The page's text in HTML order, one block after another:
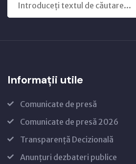
Informații utile
Comunicate de presă
Comunicate de presă 2026
Transparență Decizională
Anunțuri dezbateri publice